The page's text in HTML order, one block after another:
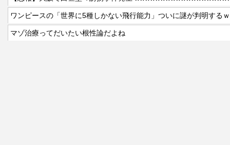
ワンピースの「世界に5種しかない飛行能力」ついに謎が判明する
マゾ治療ってだいたい根性論だよね